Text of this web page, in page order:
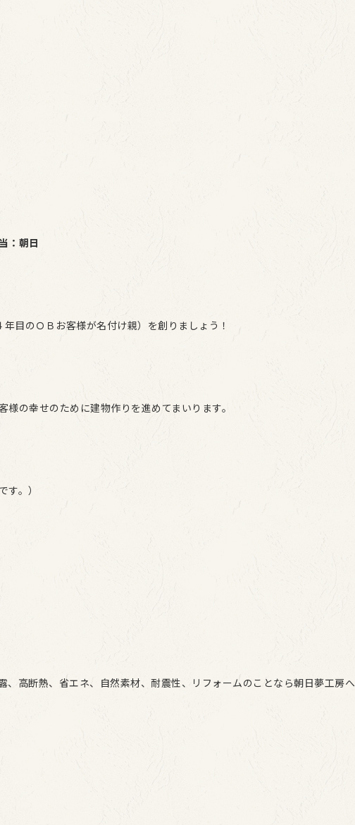
：朝日
目のＯＢお客様が名付け親）を創りましょう！
の幸せのために建物作りを進めてまいります。
。）
高断熱、省エネ、自然素材、耐震性、リフォームのことなら朝日夢工房へ